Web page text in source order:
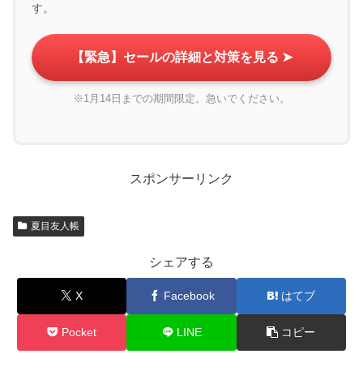
す。
【緊急】セールの詳細と対策を見る ➤
※1月14日までの期間限定。急いでください。
スポンサーリンク
夏目友人帳
シェアする
X Facebook はてブ
Pocket LINE コピー